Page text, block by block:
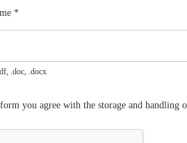
*
.doc, .docx
you agree with the storage and handling